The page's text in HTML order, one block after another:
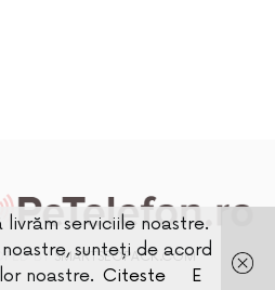
BY SMARTSEOPACK.COM
serviciile noastre.
sunteți de acord
noastre. Citeste E